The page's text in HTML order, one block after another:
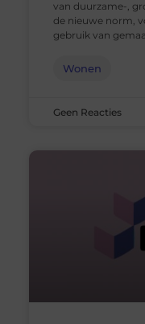
van duurzame-,
de nieuwe norm,
gebruik van
Wonen
Geen Reacties